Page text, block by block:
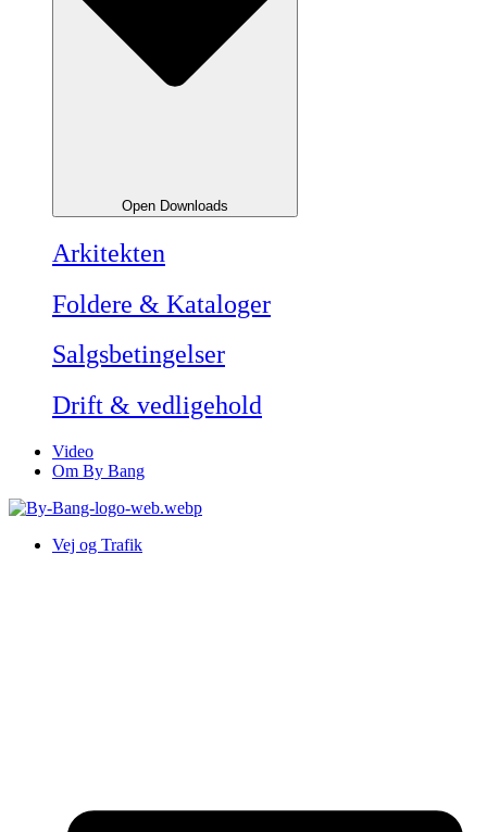
Open Downloads
Arkitekten
Foldere & Kataloger
Salgsbetingelser
Drift & vedligehold
Video
Om By Bang
Vej og Trafik